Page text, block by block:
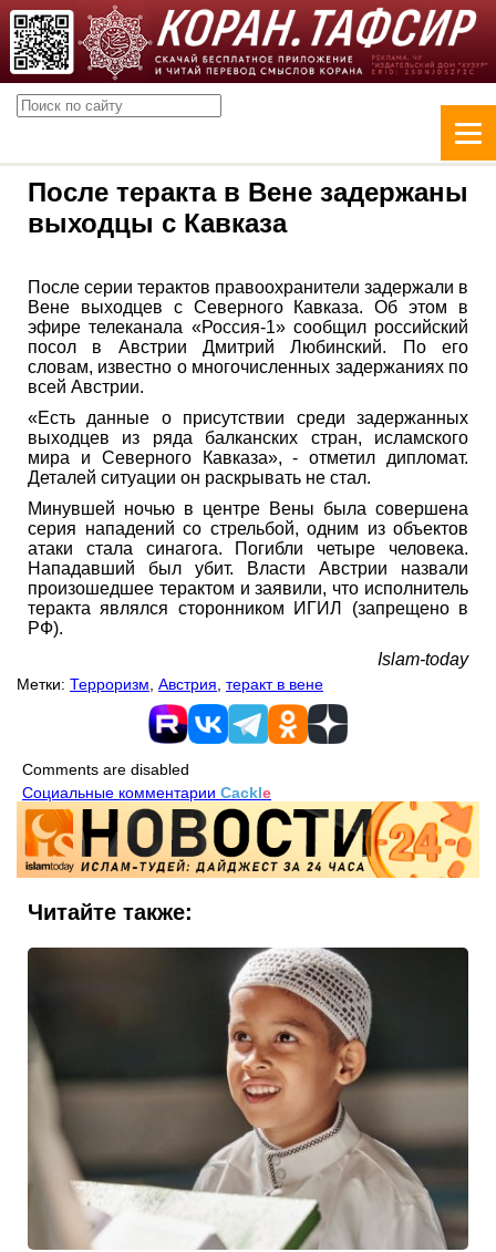
После теракта в Вене задержаны
выходцы с Кавказа
После серии терактов правоохранители задержали в
Вене выходцев с Северного Кавказа. Об этом в
эфире телеканала «Россия-1» сообщил российский
посол в Австрии Дмитрий Любинский. По его
словам, известно о многочисленных задержаниях по
всей Австрии.
«Есть данные о присутствии среди задержанных
выходцев из ряда балканских стран, исламского
мира и Северного Кавказа», - отметил дипломат.
Деталей ситуации он раскрывать не стал.
Минувшей ночью в центре Вены была совершена
серия нападений со стрельбой, одним из объектов
атаки стала синагога. Погибли четыре человека.
Нападавший был убит. Власти Австрии назвали
произошедшее терактом и заявили, что исполнитель
теракта являлся сторонником ИГИЛ (запрещено в
РФ).
Islam-today
Метки: Терроризм Австрия теракт в вене
Comments are disabled
Социальные комментарии Cackle
Читайте также: